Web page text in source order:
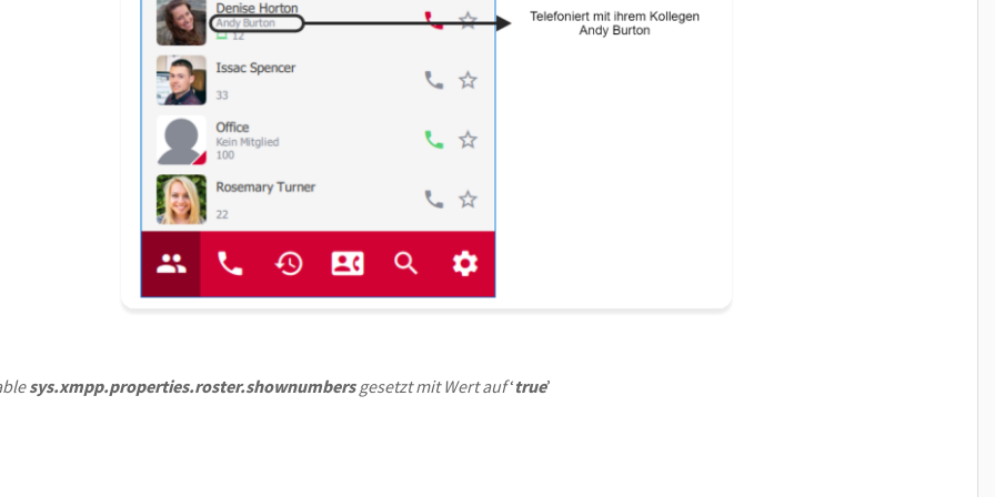
sys.xmpp.properties.roster.shownumbers gesetzt mit Wert auf‘true’